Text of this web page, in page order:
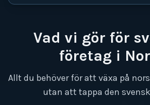
Vad vi gör för
företag i
Allt du behöver för att växa på
utan att tappa den